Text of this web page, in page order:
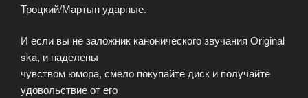
Троцкий/Мартын ударные.
И если вы не заложник канонического звучания Original
ska, и наделены
чувством юмора, смело покупайте диск и получайте
удовольствие от его